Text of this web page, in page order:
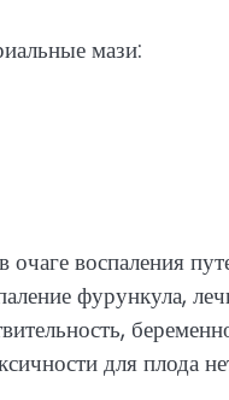
мази:
воспаления
фурункула,
для плода